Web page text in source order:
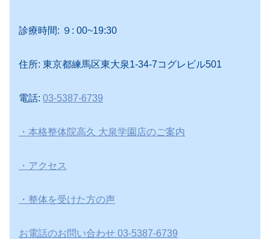
診療時間: ９: 00~19:30
住所: 東京都練馬区東大泉1-34-7コグレビル501
電話: 03-5387-6739
・本格整体院高久 大泉学園店のご案内
・アクセス
・整体を受けた方の声
お電話のお問い合わせ 03-5387-6739